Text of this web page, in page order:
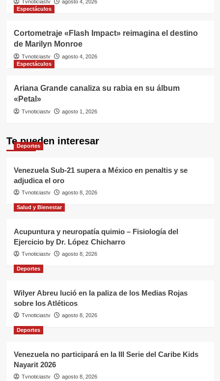
Tvnoticiastv
agosto 4, 2026
Espectáculos
Cortometraje «Flash Impact» reimagina el destino
de Marilyn Monroe
Tvnoticiastv
agosto 4, 2026
Espectáculos
Ariana Grande canaliza su rabia en su álbum
«Petal»
Tvnoticiastv agosto 1, 2026
Te pueden interesar
Deportes
Venezuela Sub-21 supera a México en penaltis y se
adjudica el oro
Tvnoticiastv agosto 8, 2026
Salud y Bienestar
Acupuntura y neuropatía quimio – Fisiología del
Ejercicio by Dr. López Chicharro
Tvnoticiastv agosto 8, 2026
Deportes
Wilyer Abreu lució en la paliza de los Medias Rojas
sobre los Atléticos
Tvnoticiastv agosto 8, 2026
Deportes
Venezuela no participará en la III Serie del Caribe Kids
Nayarit 2026
Tvnoticiastv agosto 8, 2026